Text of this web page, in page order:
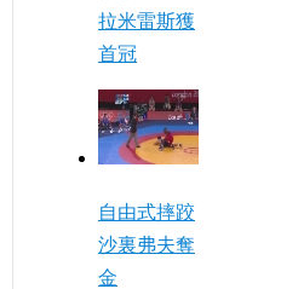
拉米雷斯獲
首冠
自由式摔跤
沙裏弗夫奪
金